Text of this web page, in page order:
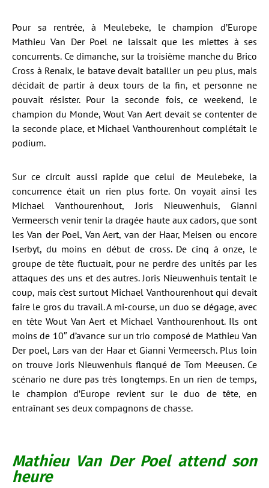
Pour sa rentrée, à Meulebeke, le champion d’Europe
Mathieu Van Der Poel ne laissait que les miettes à ses
concurrents. Ce dimanche, sur la troisième manche du Brico
Cross à Renaix, le batave devait batailler un peu plus, mais
décidait de partir à deux tours de la fin, et personne ne
pouvait résister. Pour la seconde fois, ce weekend, le
champion du Monde, Wout Van Aert devait se contenter de
la seconde place, et Michael Vanthourenhout complétait le
podium.
Sur ce circuit aussi rapide que celui de Meulebeke, la
concurrence était un rien plus forte. On voyait ainsi les
Michael Vanthourenhout, Joris Nieuwenhuis, Gianni
Vermeersch venir tenir la dragée haute aux cadors, que sont
les Van der Poel, Van Aert, van der Haar, Meisen ou encore
Iserbyt, du moins en début de cross. De cinq à onze, le
groupe de tête fluctuait, pour ne perdre des unités par les
attaques des uns et des autres. Joris Nieuwenhuis tentait le
coup, mais c’est surtout Michael Vanthourenhout qui devait
faire le gros du travail. A mi-course, un duo se dégage, avec
en tête Wout Van Aert et Michael Vanthourenhout. Ils ont
moins de 10″ d’avance sur un trio composé de Mathieu Van
Der poel, Lars van der Haar et Gianni Vermeersch. Plus loin
on trouve Joris Nieuwenhuis flanqué de Tom Meeusen. Ce
scénario ne dure pas très longtemps. En un rien de temps,
le champion d’Europe revient sur le duo de tête, en
entraînant ses deux compagnons de chasse.
Mathieu Van Der Poel attend son
heure